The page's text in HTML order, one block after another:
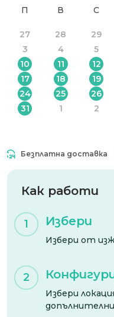
П В С
27 28 29
3
4 5
10
11 12
17
18 19
24
25 26
31
1 2
Безплатна доставка
Как работи
1 Избери
Избери от
2
Избери